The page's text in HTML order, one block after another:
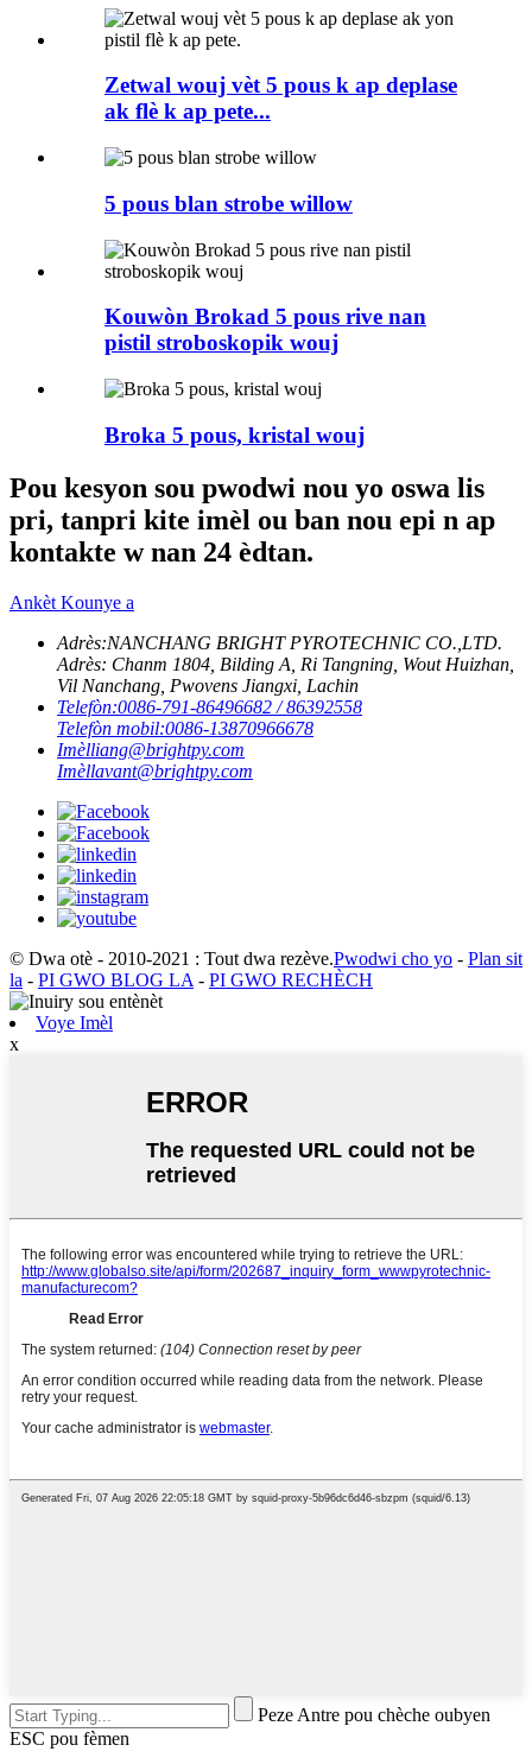
Zetwal wouj vèt 5 pous k ap deplase
ak flè k ap pete...
5 pous blan strobe willow
Kouwòn Brokad 5 pous rive nan
pistil stroboskopik wouj
Broka 5 pous, kristal wouj
Pou kesyon sou pwodwi nou yo oswa lis
pri, tanpri kite imèl ou ban nou epi n ap
kontakte w nan 24 èdtan.
Ankèt Kounye a
Adrès:NANCHANG BRIGHT PYROTECHNIC CO.,LTD.
Adrès: Chanm 1804, Bilding A, Ri Tangning, Wout Huizhan,
Vil Nanchang, Pwovens Jiangxi, Lachin
Telefòn:0086-791-86496682 / 86392558
Telefòn mobil:0086-13870966678
Imèlliang@brightpy.com
Imèllavant@brightpy.com
© Dwa otè - 2010-2021 : Tout dwa rezève.Pwodwi cho yo - Plan sit
la - PI GWO BLOG LA - PI GWO RECHÈCH
Voye Imèl
x
Peze Antre pou chèche oubyen
ESC pou fèmen